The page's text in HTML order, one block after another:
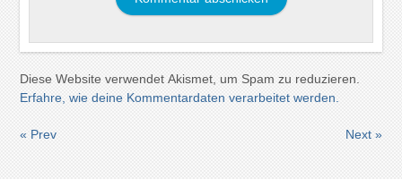
Diese Website verwendet Akismet, um Spam zu reduzieren.
Erfahre, wie deine Kommentardaten verarbeitet werden.
« Prev Next »